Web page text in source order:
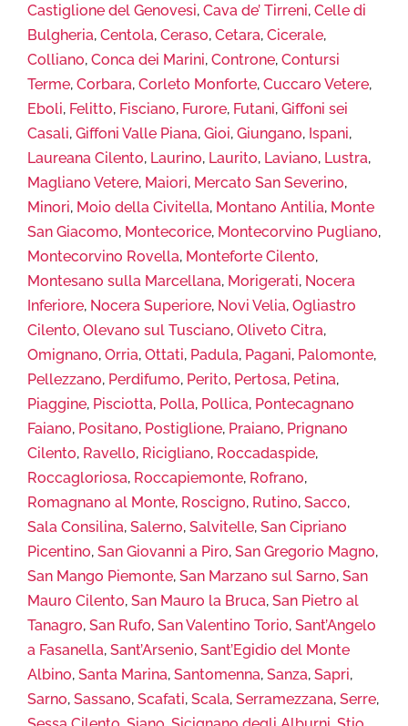
Castiglione del Genovesi, Cava de’ Tirreni, Celle di
Bulgheria, Centola, Ceraso, Cetara, Cicerale,
Colliano, Conca dei Marini, Controne, Contursi
Terme, Corbara, Corleto Monforte, Cuccaro Vetere,
Eboli, Felitto, Fisciano, Furore, Futani, Giffoni sei
Casali, Giffoni Valle Piana, Gioi, Giungano, Ispani,
Laureana Cilento, Laurino, Laurito, Laviano, Lustra,
Magliano Vetere, Maiori, Mercato San Severino,
Minori, Moio della Civitella, Montano Antilia, Monte
San Giacomo, Montecorice, Montecorvino Pugliano,
Montecorvino Rovella, Monteforte Cilento,
Montesano sulla Marcellana, Morigerati, Nocera
Inferiore, Nocera Superiore, Novi Velia, Ogliastro
Cilento, Olevano sul Tusciano, Oliveto Citra,
Omignano, Orria, Ottati, Padula, Pagani, Palomonte,
Pellezzano, Perdifumo, Perito, Pertosa, Petina,
Piaggine, Pisciotta, Polla, Pollica, Pontecagnano
Faiano, Positano, Postiglione, Praiano, Prignano
Cilento, Ravello, Ricigliano, Roccadaspide,
Roccagloriosa, Roccapiemonte, Rofrano,
Romagnano al Monte, Roscigno, Rutino, Sacco,
Sala Consilina, Salerno, Salvitelle, San Cipriano
Picentino, San Giovanni a Piro, San Gregorio Magno,
San Mango Piemonte, San Marzano sul Sarno, San
Mauro Cilento, San Mauro la Bruca, San Pietro al
Tanagro, San Rufo, San Valentino Torio, Sant’Angelo
a Fasanella, Sant’Arsenio, Sant’Egidio del Monte
Albino, Santa Marina, Santomenna, Sanza, Sapri,
Sarno, Sassano, Scafati, Scala, Serramezzana, Serre,